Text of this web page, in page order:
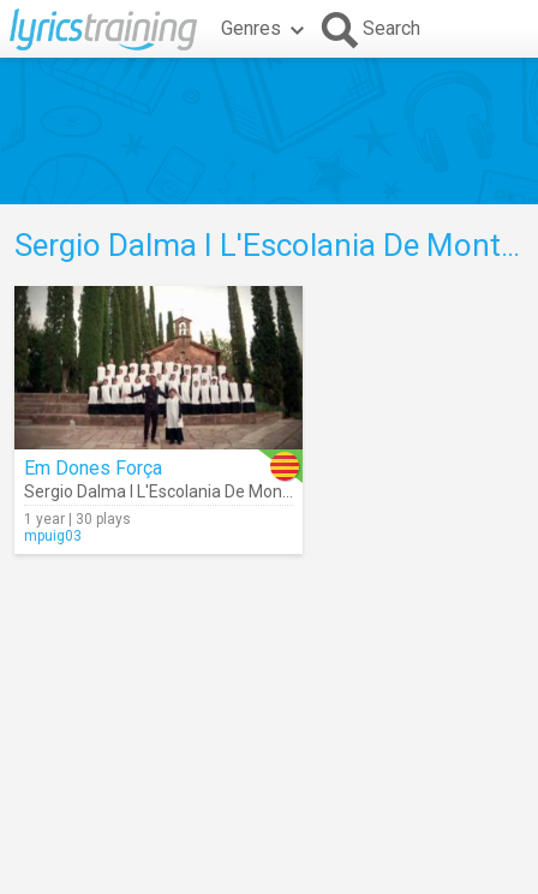
Genres Search
Sergio Dalma I L'Escolania De Montserrat
Em Dones Força
1 year | 30 plays
mpuig03